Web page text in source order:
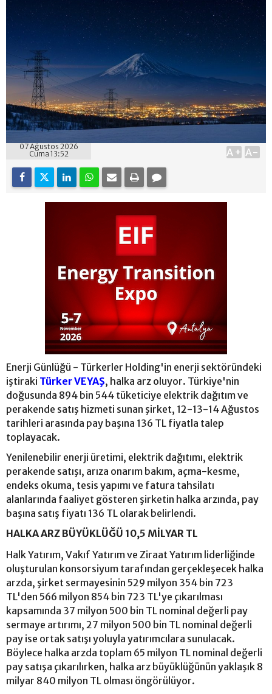
07 Ağustos 2026
Cuma 13:52
A+ A-
Enerji Günlüğü - Türkerler Holding'in enerji sektöründeki
iştiraki Türker VEYAŞ, halka arz oluyor. Türkiye'nin
doğusunda 894 bin 544 tüketiciye elektrik dağıtım ve
perakende satış hizmeti sunan şirket, 12-13-14 Ağustos
tarihleri arasında pay başına 136 TL fiyatla talep
toplayacak.
Yenilenebilir enerji üretimi, elektrik dağıtımı, elektrik
perakende satışı, arıza onarım bakım, açma-kesme,
endeks okuma, tesis yapımı ve fatura tahsilatı
alanlarında faaliyet gösteren şirketin halka arzında, pay
başına satış fiyatı 136 TL olarak belirlendi.
HALKA ARZ BÜYÜKLÜĞÜ 10,5 MİLYAR TL
Halk Yatırım, Vakıf Yatırım ve Ziraat Yatırım liderliğinde
oluşturulan konsorsiyum tarafından gerçekleşecek halka
arzda, şirket sermayesinin 529 milyon 354 bin 723
TL'den 566 milyon 854 bin 723 TL'ye çıkarılması
kapsamında 37 milyon 500 bin TL nominal değerli pay
sermaye artırımı, 27 milyon 500 bin TL nominal değerli
pay ise ortak satışı yoluyla yatırımcılara sunulacak.
Böylece halka arzda toplam 65 milyon TL nominal değerli
pay satışa çıkarılırken, halka arz büyüklüğünün yaklaşık 8
milyar 840 milyon TL olması öngörülüyor.